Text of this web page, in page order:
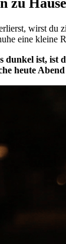
wirst du
eine kleine
dunkel ist, ist
heute